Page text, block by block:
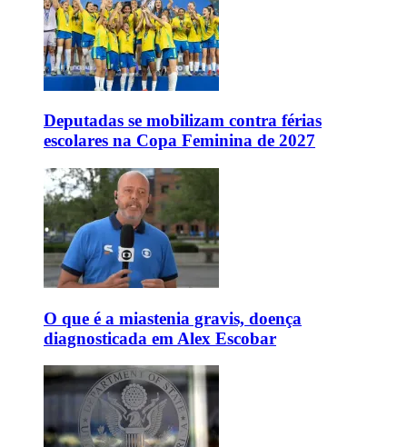
Deputadas se mobilizam contra férias
escolares na Copa Feminina de 2027
O que é a miastenia gravis, doença
diagnosticada em Alex Escobar